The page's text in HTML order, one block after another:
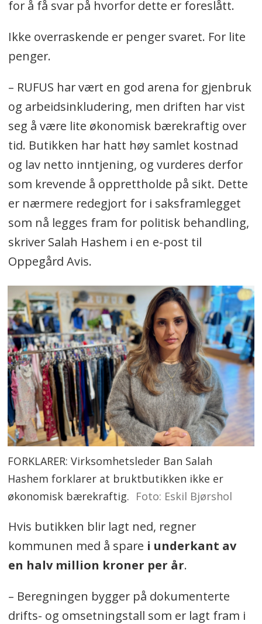
for å få svar på hvorfor dette er foreslått.
Ikke overraskende er penger svaret. For lite
penger.
– RUFUS har vært en god arena for gjenbruk
og arbeidsinkludering, men driften har vist
seg å være lite økonomisk bærekraftig over
tid. Butikken har hatt høy samlet kostnad
og lav netto inntjening, og vurderes derfor
som krevende å opprettholde på sikt. Dette
er nærmere redegjort for i saksframlegget
som nå legges fram for politisk behandling,
skriver Salah Hashem i en e-post til
Oppegård Avis.
FORKLARER: Virksomhetsleder Ban Salah
Hashem forklarer at bruktbutikken ikke er
økonomisk bærekraftig. Foto: Eskil Bjørshol
Hvis butikken blir lagt ned, regner
kommunen med å spare i underkant av
en halv million kroner per år.
– Beregningen bygger på dokumenterte
drifts- og omsetningstall som er lagt fram i